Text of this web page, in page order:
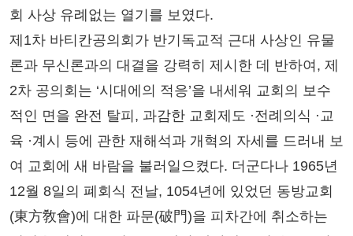
회 사상 유례없는 열기를 보였다.
제1차 바티칸공의회가 반기독교적 근대 사상인 유물
론과 무신론과의 대결을 강력히 제시한 데 반하여, 제
2차 공의회는 ‘시대에의 적응’을 내세워 교회의 보수
적인 면을 완전 탈피, 과감한 교회제도 ·전례의식 ·교
육 ·계시 등에 관한 재해석과 개혁의 자세를 드러내 보
여 교회에 새 바람을 불러일으켰다. 더군다나 1965년
12월 8일의 폐회식 전날, 1054년에 있었던 동방교회
(東方敎會)에 대한 파문(破門)을 피차간에 취소하는